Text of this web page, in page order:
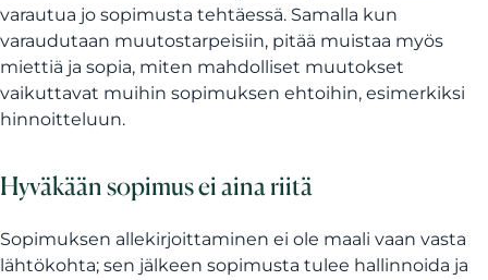
varautua jo sopimusta tehtäessä. Samalla kun
varaudutaan muutostarpeisiin, pitää muistaa myös
miettiä ja sopia, miten mahdolliset muutokset
vaikuttavat muihin sopimuksen ehtoihin, esimerkiksi
hinnoitteluun.
Hyväkään sopimus ei aina riitä
Sopimuksen allekirjoittaminen ei ole maali vaan vasta
lähtökohta; sen jälkeen sopimusta tulee hallinnoida ja